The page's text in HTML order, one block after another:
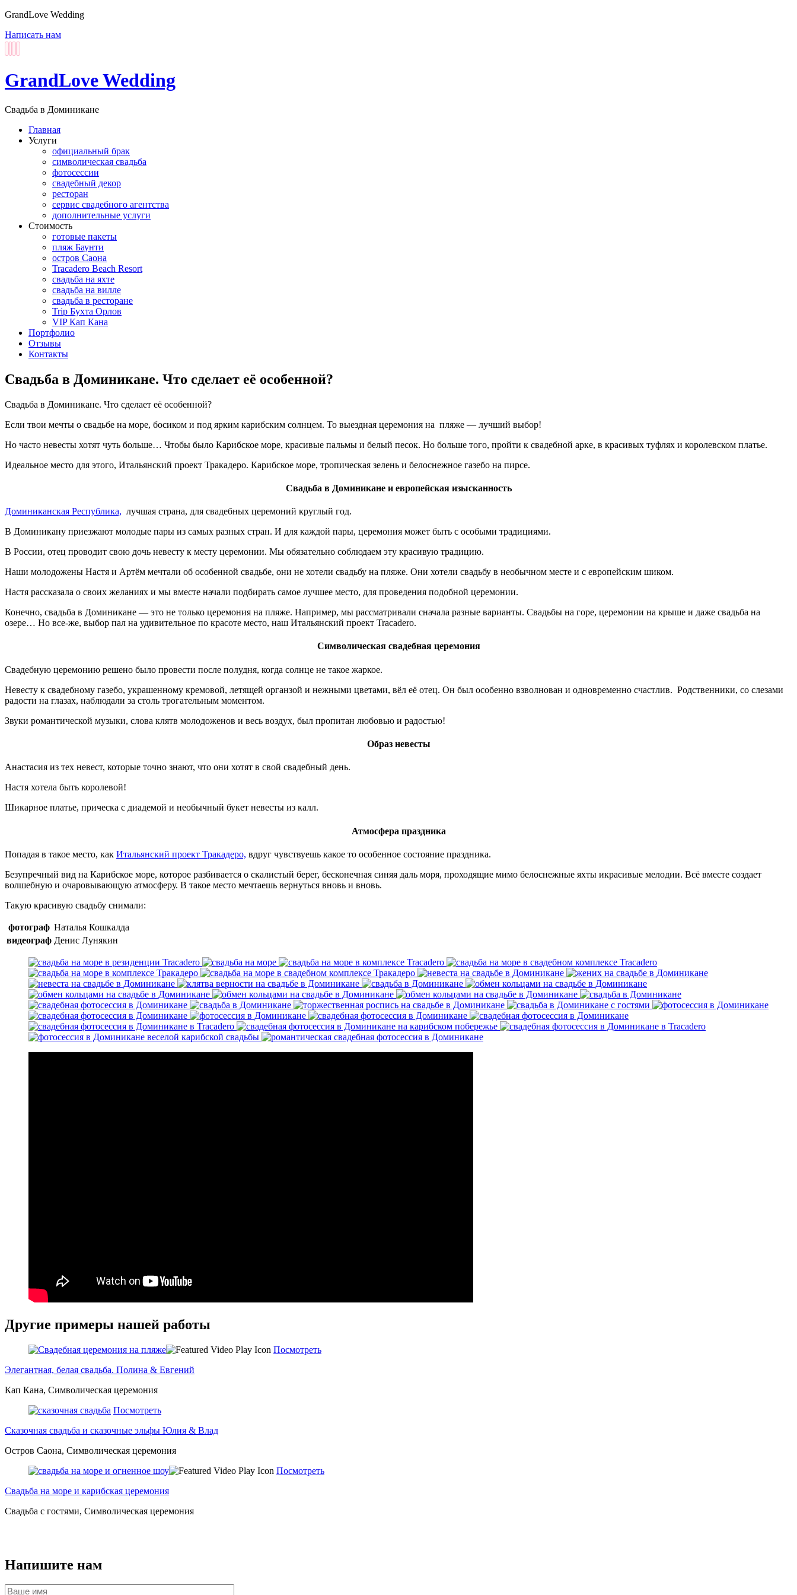
GrandLove Wedding
Написать нам
GrandLove Wedding
Свадьба в Доминикане
Главная
Услуги
официальный брак
символическая свадьба
фотосессии
свадебный декор
ресторан
сервис свадебного агентства
дополнительные услуги
Стоимость
готовые пакеты
пляж Баунти
остров Саона
Tracadero Beach Resort
свадьба на яхте
свадьба на вилле
свадьба в ресторане
Trip Бухта Орлов
VIP Кап Кана
Портфолио
Отзывы
Контакты
Свадьба в Доминикане. Что сделает её особенной?
Свадьба в Доминикане. Что сделает её особенной?
Если твои мечты о свадьбе на море, босиком и под ярким карибским солнцем. То выездная церемония на пляже — лучший выбор!
Но часто невесты хотят чуть больше… Чтобы было Карибское море, красивые пальмы и белый песок. Но больше того, пройти к свадебной арке, в красивых туфлях и королевском платье.
Идеальное место для этого, Итальянский проект Тракадеро. Карибское море, тропическая зелень и белоснежное газебо на пирсе.
Свадьба в Доминикане и европейская изысканность
Доминиканская Республика, лучшая страна, для свадебных церемоний круглый год.
В Доминикану приезжают молодые пары из самых разных стран. И для каждой пары, церемония может быть с особыми традициями.
В России, отец проводит свою дочь невесту к месту церемонии. Мы обязательно соблюдаем эту красивую традицию.
Наши молодожены Настя и Артём мечтали об особенной свадьбе, они не хотели свадьбу на пляже. Они хотели свадьбу в необычном месте и с европейским шиком.
Настя рассказала о своих желаниях и мы вместе начали подбирать самое лучшее место, для проведения подобной церемонии.
Конечно, свадьба в Доминикане — это не только церемония на пляже. Например, мы рассматривали сначала разные варианты. Свадьбы на горе, церемонии на крыше и даже свадьба на
озере… Но все-же, выбор пал на удивительное по красоте место, наш Итальянский проект Tracadero.
Символическая свадебная церемония
Свадебную церемонию решено было провести после полудня, когда солнце не такое жаркое.
Невесту к свадебному газебо, украшенному кремовой, летящей органзой и нежными цветами, вёл её отец. Он был особенно взволнован и одновременно счастлив. Родственники, со слезами
радости на глазах, наблюдали за столь трогательным моментом.
Звуки романтической музыки, слова клятв молодоженов и весь воздух, был пропитан любовью и радостью!
Образ невесты
Анастасия из тех невест, которые точно знают, что они хотят в свой свадебный день.
Настя хотела быть королевой!
Шикарное платье, прическа с диадемой и необычный букет невесты из калл.
Атмосфера праздника
Попадая в такое место, как Итальянский проект Тракадеро, вдруг чувствуешь какое то особенное состояние праздника.
Безупречный вид на Карибское море, которое разбивается о скалистый берег, бесконечная синяя даль моря, проходящие мимо белоснежные яхты икрасивые мелодии. Всё вместе создает
волшебную и очаровывающую атмосферу. В такое место мечтаешь вернуться вновь и вновь.
Такую красивую свадьбу снимали:
фотограф Наталья Кошкалда
видеограф Денис Лунякин
Другие примеры нашей работы
Посмотреть
Элегантная, белая свадьба. Полина & Евгений
Кап Кана, Символическая церемония
Посмотреть
Сказочная свадьба и сказочные эльфы Юлия & Влад
Остров Саона, Символическая церемония
Посмотреть
Свадьба на море и карибская церемония
Свадьба с гостями, Символическая церемония
Напишите нам